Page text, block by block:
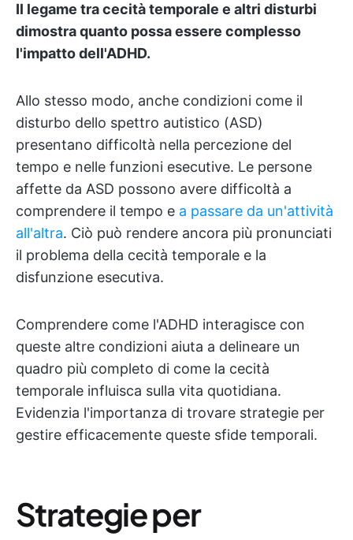
Il legame tra cecità temporale e altri disturbi
dimostra quanto possa essere complesso
l'impatto dell'ADHD.
Allo stesso modo, anche condizioni come il
disturbo dello spettro autistico (ASD)
presentano difficoltà nella percezione del
tempo e nelle funzioni esecutive. Le persone
affette da ASD possono avere difficoltà a
comprendere il tempo e a passare da un'attività
all'altra. Ciò può rendere ancora più pronunciati
il problema della cecità temporale e la
disfunzione esecutiva.
Comprendere come l'ADHD interagisce con
queste altre condizioni aiuta a delineare un
quadro più completo di come la cecità
temporale influisca sulla vita quotidiana.
Evidenzia l'importanza di trovare strategie per
gestire efficacemente queste sfide temporali.
Strategie per